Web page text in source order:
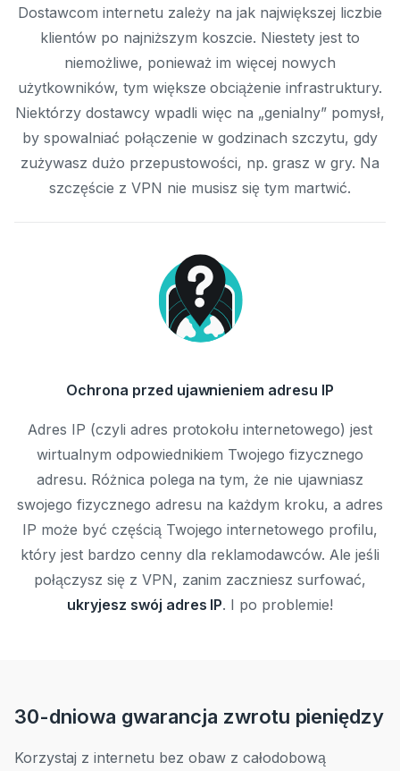
Dostawcom internetu zależy na jak największej liczbie
klientów po najniższym koszcie. Niestety jest to
niemożliwe, ponieważ im więcej nowych
użytkowników, tym większe obciążenie infrastruktury.
Niektórzy dostawcy wpadli więc na „genialny” pomysł,
by spowalniać połączenie w godzinach szczytu, gdy
zużywasz dużo przepustowości, np. grasz w gry. Na
szczęście z VPN nie musisz się tym martwić.
Ochrona przed ujawnieniem adresu IP
Adres IP (czyli adres protokołu internetowego) jest
wirtualnym odpowiednikiem Twojego fizycznego
adresu. Różnica polega na tym, że nie ujawniasz
swojego fizycznego adresu na każdym kroku, a adres
IP może być częścią Twojego internetowego profilu,
który jest bardzo cenny dla reklamodawców. Ale jeśli
połączysz się z VPN, zanim zaczniesz surfować,
ukryjesz swój adres IP. I po problemie!
30-dniowa gwarancja zwrotu pieniędzy
Korzystaj z internetu bez obaw z całodobową